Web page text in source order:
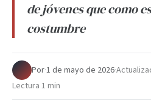
de jóvenes que como
costumbre
Por·1 de mayo de 2026·
Lectura 1 min